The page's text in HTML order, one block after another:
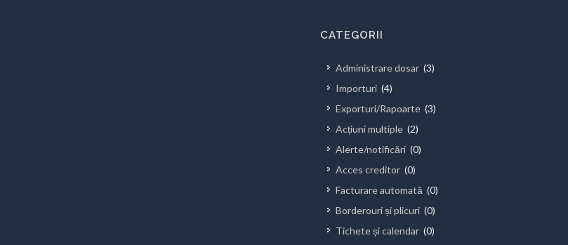
CATEGORII
Administrare dosar (3)
Importuri (4)
Exporturi/Rapoarte (3)
Acțiuni multiple (2)
Alerte/notificări (0)
Acces creditor (0)
Facturare automată (0)
Borderouri și plicuri (0)
Tichete și calendar (0)